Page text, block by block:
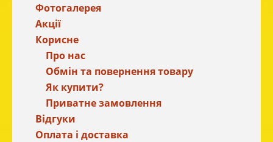
Фотогалерея
Акції
Корисне
Про нас
Обмін та повернення товару
Як купити?
Приватне замовлення
Відгуки
Оплата і доставка